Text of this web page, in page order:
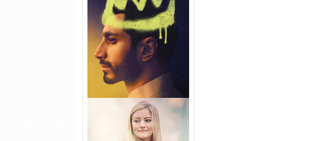
Hamlet Torrent (2026) WEB-
DL 1080p Dual Áudio